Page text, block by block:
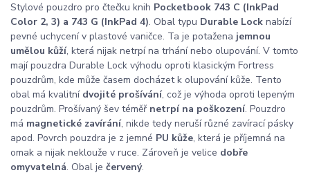
Stylové pouzdro pro čtečku knih Pocketbook 743 C (InkPad
Color 2, 3) a 743 G (InkPad 4). Obal typu Durable Lock nabízí
pevné uchycení v plastové vaničce. Ta je potažena jemnou
umělou kůží, která nijak netrpí na trhání nebo olupování. V tomto
mají pouzdra Durable Lock výhodu oproti klasickým Fortress
pouzdrům, kde může časem docházet k olupování kůže. Tento
obal má kvalitní dvojité prošívání, což je výhoda oproti lepeným
pouzdrům. Prošívaný šev téměř netrpí na poškození. Pouzdro
má magnetické zavírání, nikde tedy neruší různé zavírací pásky
apod. Povrch pouzdra je z jemné PU kůže, která je příjemná na
omak a nijak neklouže v ruce. Zároveň je velice dobře
omyvatelná. Obal je červený.